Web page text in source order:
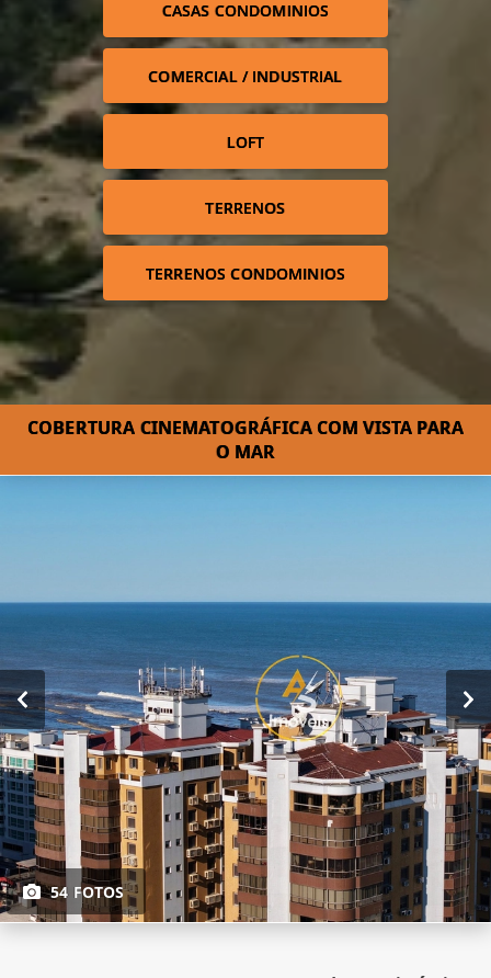
CASAS CONDOMINIOS
COMERCIAL / INDUSTRIAL
LOFT
TERRENOS
TERRENOS CONDOMINIOS
COBERTURA CINEMATOGRÁFICA COM VISTA PARA
O MAR
54 FOTOS